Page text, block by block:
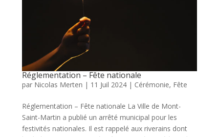
Réglementation – Fête nationale
par Nicolas Merten | 11 Juil 2024| Cérémonie, Fête
Réglementation – Fête nationale La Ville de Mont-
Saint-Martin a publié un arrêté municipal pour les
festivités nationales. Il est rappelé aux riverains dont